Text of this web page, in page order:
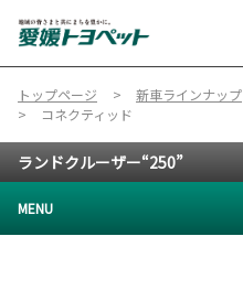
トップページ 新車ラインナップ
コネクティッド
ランドクルーザー“250”
MENU